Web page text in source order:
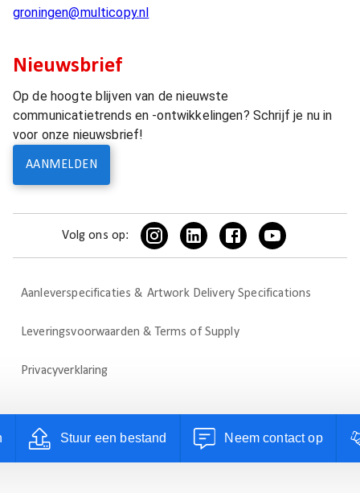
Stuur een bestand Neem contact op
groningen@multicopy.nl
Nieuwsbrief
Op de hoogte blijven van de nieuwste
communicatietrends en -ontwikkelingen? Schrijf je nu in
voor onze nieuwsbrief!
AANMELDEN
Volg ons op:
Aanleverspecificaties & Artwork Delivery Specifications
Leveringsvoorwaarden & Terms of Supply
Privacyverklaring